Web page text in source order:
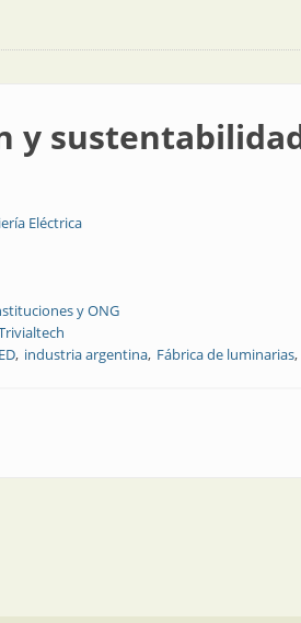
y
Eléctrica
y ONG
industria argentina Fábrica de luminarias
y sustentabilidad